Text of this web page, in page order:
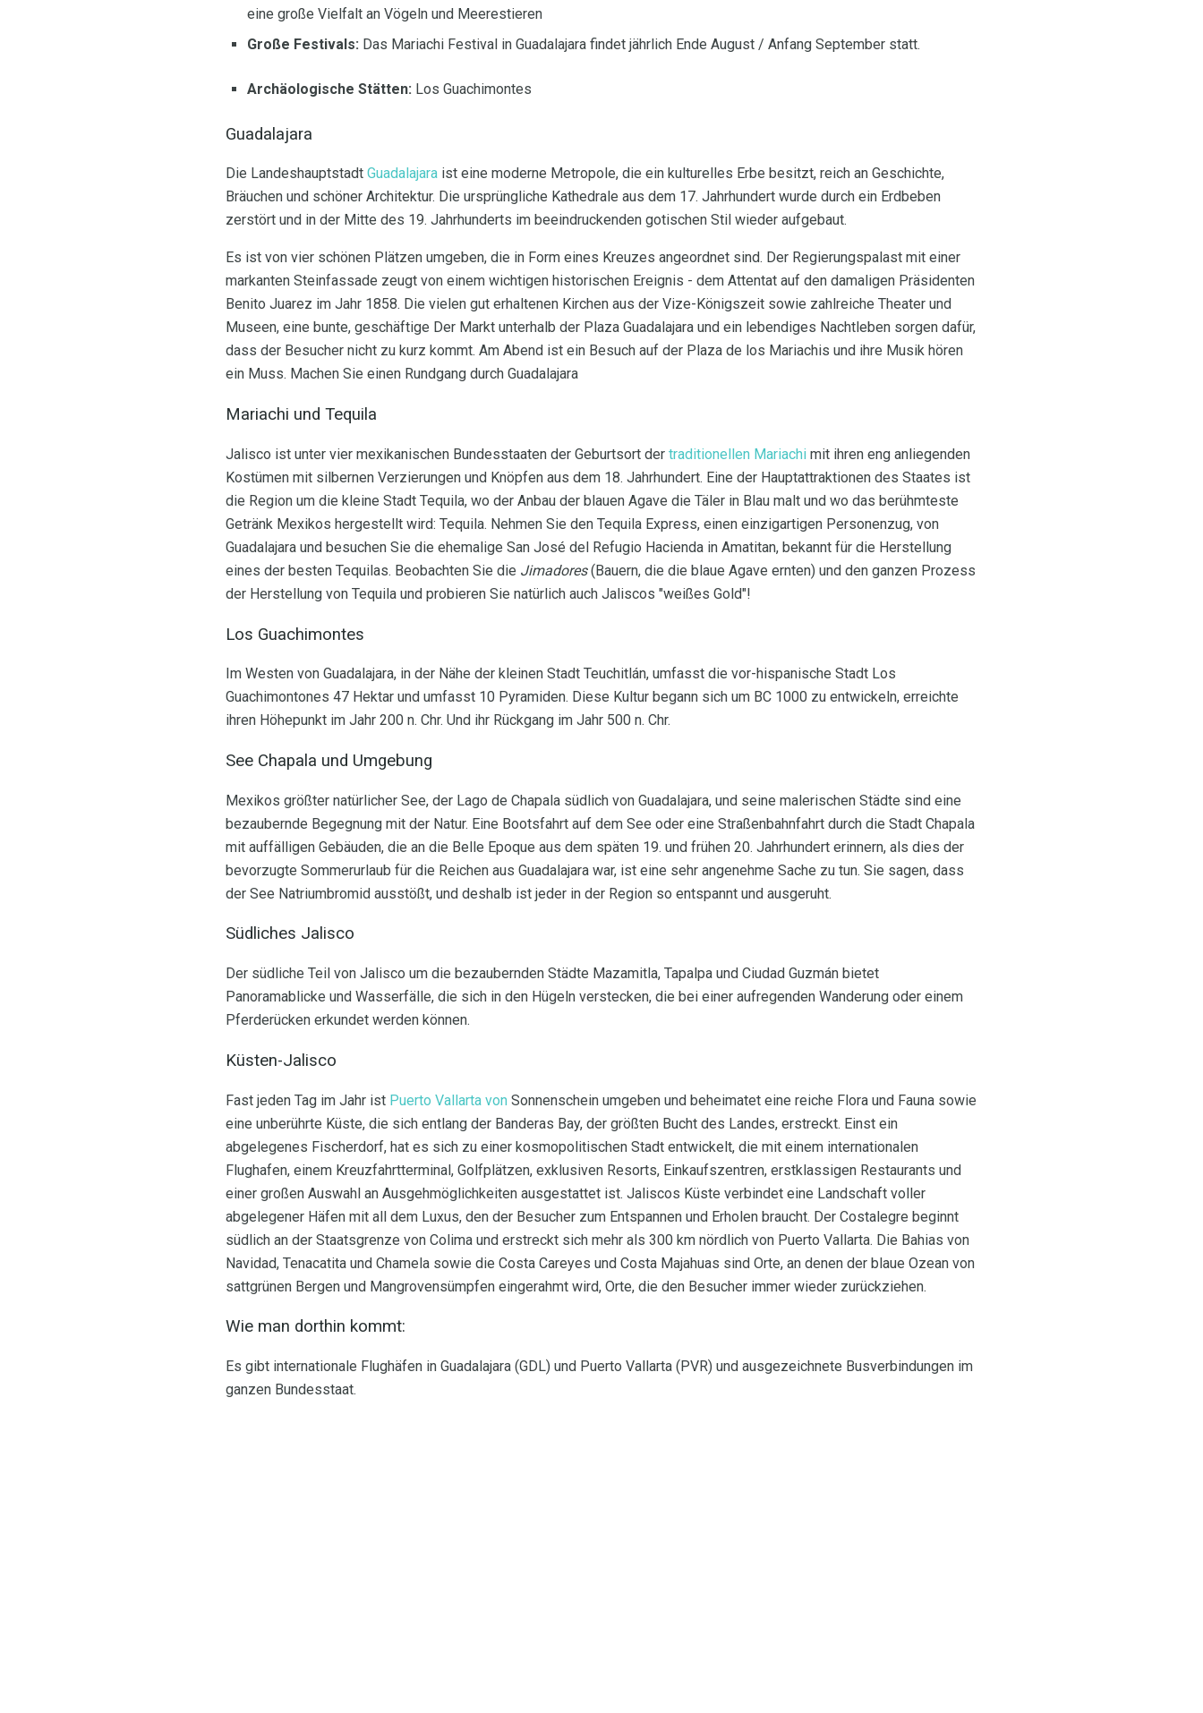
eine große Vielfalt an Vögeln und Meerestieren
Große Festivals: Das Mariachi Festival in Guadalajara findet jährlich Ende August / Anfang September statt.
Archäologische Stätten: Los Guachimontes
Guadalajara
Die Landeshauptstadt Guadalajara ist eine moderne Metropole, die ein kulturelles Erbe besitzt, reich an Geschichte,
Bräuchen und schöner Architektur. Die ursprüngliche Kathedrale aus dem 17. Jahrhundert wurde durch ein Erdbeben
zerstört und in der Mitte des 19. Jahrhunderts im beeindruckenden gotischen Stil wieder aufgebaut.
Es ist von vier schönen Plätzen umgeben, die in Form eines Kreuzes angeordnet sind. Der Regierungspalast mit einer
markanten Steinfassade zeugt von einem wichtigen historischen Ereignis - dem Attentat auf den damaligen Präsidenten
Benito Juarez im Jahr 1858. Die vielen gut erhaltenen Kirchen aus der Vize-Königszeit sowie zahlreiche Theater und
Museen, eine bunte, geschäftige Der Markt unterhalb der Plaza Guadalajara und ein lebendiges Nachtleben sorgen dafür,
dass der Besucher nicht zu kurz kommt. Am Abend ist ein Besuch auf der Plaza de los Mariachis und ihre Musik hören
ein Muss. Machen Sie einen Rundgang durch Guadalajara
Mariachi und Tequila
Jalisco ist unter vier mexikanischen Bundesstaaten der Geburtsort der traditionellen Mariachi mit ihren eng anliegenden
Kostümen mit silbernen Verzierungen und Knöpfen aus dem 18. Jahrhundert. Eine der Hauptattraktionen des Staates ist
die Region um die kleine Stadt Tequila, wo der Anbau der blauen Agave die Täler in Blau malt und wo das berühmteste
Getränk Mexikos hergestellt wird: Tequila. Nehmen Sie den Tequila Express, einen einzigartigen Personenzug, von
Guadalajara und besuchen Sie die ehemalige San José del Refugio Hacienda in Amatitan, bekannt für die Herstellung
eines der besten Tequilas. Beobachten Sie die Jimadores(Bauern, die die blaue Agave ernten) und den ganzen Prozess
der Herstellung von Tequila und probieren Sie natürlich auch Jaliscos "weißes Gold"!
Los Guachimontes
Im Westen von Guadalajara, in der Nähe der kleinen Stadt Teuchitlán, umfasst die vor-hispanische Stadt Los
Guachimontones 47 Hektar und umfasst 10 Pyramiden. Diese Kultur begann sich um BC 1000 zu entwickeln, erreichte
ihren Höhepunkt im Jahr 200 n. Chr. Und ihr Rückgang im Jahr 500 n. Chr.
See Chapala und Umgebung
Mexikos größter natürlicher See, der Lago de Chapala südlich von Guadalajara, und seine malerischen Städte sind eine
bezaubernde Begegnung mit der Natur. Eine Bootsfahrt auf dem See oder eine Straßenbahnfahrt durch die Stadt Chapala
mit auffälligen Gebäuden, die an die Belle Epoque aus dem späten 19. und frühen 20. Jahrhundert erinnern, als dies der
bevorzugte Sommerurlaub für die Reichen aus Guadalajara war, ist eine sehr angenehme Sache zu tun. Sie sagen, dass
der See Natriumbromid ausstößt, und deshalb ist jeder in der Region so entspannt und ausgeruht.
Südliches Jalisco
Der südliche Teil von Jalisco um die bezaubernden Städte Mazamitla, Tapalpa und Ciudad Guzmán bietet
Panoramablicke und Wasserfälle, die sich in den Hügeln verstecken, die bei einer aufregenden Wanderung oder einem
Pferderücken erkundet werden können.
Küsten-Jalisco
Fast jeden Tag im Jahr ist Puerto Vallarta von Sonnenschein umgeben und beheimatet eine reiche Flora und Fauna sowie
eine unberührte Küste, die sich entlang der Banderas Bay, der größten Bucht des Landes, erstreckt. Einst ein
abgelegenes Fischerdorf, hat es sich zu einer kosmopolitischen Stadt entwickelt, die mit einem internationalen
Flughafen, einem Kreuzfahrtterminal, Golfplätzen, exklusiven Resorts, Einkaufszentren, erstklassigen Restaurants und
einer großen Auswahl an Ausgehmöglichkeiten ausgestattet ist. Jaliscos Küste verbindet eine Landschaft voller
abgelegener Häfen mit all dem Luxus, den der Besucher zum Entspannen und Erholen braucht. Der Costalegre beginnt
südlich an der Staatsgrenze von Colima und erstreckt sich mehr als 300 km nördlich von Puerto Vallarta. Die Bahias von
Navidad, Tenacatita und Chamela sowie die Costa Careyes und Costa Majahuas sind Orte, an denen der blaue Ozean von
sattgrünen Bergen und Mangrovensümpfen eingerahmt wird, Orte, die den Besucher immer wieder zurückziehen.
Wie man dorthin kommt:
Es gibt internationale Flughäfen in Guadalajara (GDL) und Puerto Vallarta (PVR) und ausgezeichnete Busverbindungen im
ganzen Bundesstaat.